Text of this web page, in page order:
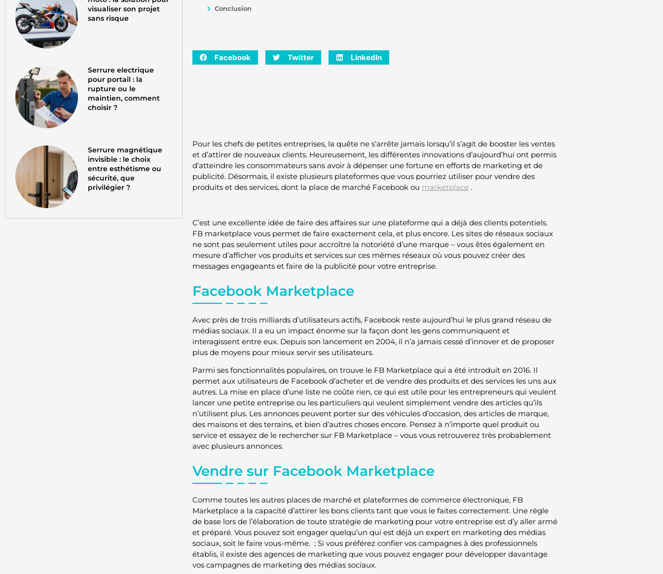
visualiser son projet
sans risque
Serrure electrique
pour portail : la
rupture ou le
maintien, comment
choisir ?
Serrure magnétique
invisible : le choix
entre esthétisme ou
sécurité, que
privilégier ?
Conclusion
Facebook Twitter LinkedIn
Pour les chefs de petites entreprises, la quête ne s’arrête jamais lorsqu’il s’agit de booster les ventes
et d’attirer de nouveaux clients. Heureusement, les différentes innovations d’aujourd’hui ont permis
d’atteindre les consommateurs sans avoir à dépenser une fortune en efforts de marketing et de
publicité. Désormais, il existe plusieurs plateformes que vous pourriez utiliser pour vendre des
produits et des services, dont la place de marché Facebook ou marketplace.
C’est une excellente idée de faire des affaires sur une plateforme qui a déjà des clients potentiels.
FB marketplace vous permet de faire exactement cela, et plus encore. Les sites de réseaux sociaux
ne sont pas seulement utiles pour accroître la notoriété d’une marque – vous êtes également en
mesure d’afficher vos produits et services sur ces mêmes réseaux où vous pouvez créer des
messages engageants et faire de la publicité pour votre entreprise.
Facebook Marketplace
Avec près de trois milliards d’utilisateurs actifs, Facebook reste aujourd’hui le plus grand réseau de
médias sociaux. Il a eu un impact énorme sur la façon dont les gens communiquent et
interagissent entre eux. Depuis son lancement en 2004, il n’a jamais cessé d’innover et de proposer
plus de moyens pour mieux servir ses utilisateurs.
Parmi ses fonctionnalités populaires, on trouve le FB Marketplace qui a été introduit en 2016. Il
permet aux utilisateurs de Facebook d’acheter et de vendre des produits et des services les uns aux
autres. La mise en place d’une liste ne coûte rien, ce qui est utile pour les entrepreneurs qui veulent
lancer une petite entreprise ou les particuliers qui veulent simplement vendre des articles qu’ils
n’utilisent plus. Les annonces peuvent porter sur des véhicules d’occasion, des articles de marque,
des maisons et des terrains, et bien d’autres choses encore. Pensez à n’importe quel produit ou
service et essayez de le rechercher sur FB Marketplace – vous vous retrouverez très probablement
avec plusieurs annonces.
Vendre sur Facebook Marketplace
Comme toutes les autres places de marché et plateformes de commerce électronique, FB
Marketplace a la capacité d’attirer les bons clients tant que vous le faites correctement. Une règle
de base lors de l’élaboration de toute stratégie de marketing pour votre entreprise est d’y aller armé
et préparé. Vous pouvez soit engager quelqu’un qui est déjà un expert en marketing des médias
sociaux, soit le faire vous-même. ; Si vous préférez confier vos campagnes à des professionnels
établis, il existe des agences de marketing que vous pouvez engager pour développer davantage
vos campagnes de marketing des médias sociaux.